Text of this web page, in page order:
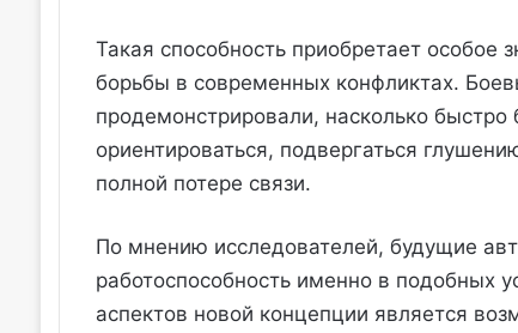
Такая способность приобретает особое
борьбы в современных конфликтах.
продемонстрировали, насколько
ориентироваться, подвергаться
полной потере связи.
По мнению исследователей, будущие
работоспособность именно в подобных
аспектов новой концепции является